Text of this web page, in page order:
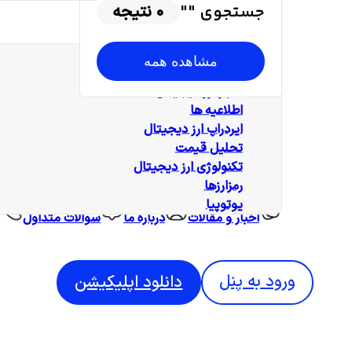
جستجوی ""
0 نتیجه
مشاهده همه
دسته بندی‌ها
همه‌ مطالب
آموزش
اطلاعیه ها
ایردراپ ارز دیجیتال
تحلیل قیمت
تکنولوژی ارز دیجیتال
رمزارزها
یوتوپیا
اخبار و مقالات درباره ما سوالات متداول
ورود به پنل دانلود اپلیکیشن